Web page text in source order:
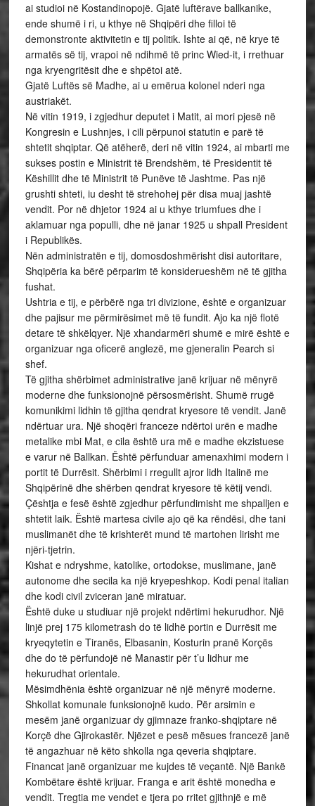
ai studioi në Kostandinopojë. Gjatë luftërave ballkanike,
ende shumë i ri, u kthye në Shqipëri dhe filloi të
demonstronte aktivitetin e tij politik. Ishte ai që, në krye të
armatës së tij, vrapoi në ndihmë të princ Wied-it, i rrethuar
nga kryengritësit dhe e shpëtoi atë.
Gjatë Luftës së Madhe, ai u emërua kolonel nderi nga
austriakët.
Në vitin 1919, i zgjedhur deputet i Matit, ai mori pjesë në
Kongresin e Lushnjes, i cili përpunoi statutin e parë të
shtetit shqiptar. Që atëherë, deri në vitin 1924, ai mbarti me
sukses postin e Ministrit të Brendshëm, të Presidentit të
Këshillit dhe të Ministrit të Punëve të Jashtme. Pas një
grushti shteti, iu desht të strehohej për disa muaj jashtë
vendit. Por në dhjetor 1924 ai u kthye triumfues dhe i
aklamuar nga populli, dhe në janar 1925 u shpall President
i Republikës.
Nën administratën e tij, domosdoshmërisht disi autoritare,
Shqipëria ka bërë përparim të konsiderueshëm në të gjitha
fushat.
Ushtria e tij, e përbërë nga tri divizione, është e organizuar
dhe pajisur me përmirësimet më të fundit. Ajo ka një flotë
detare të shkëlqyer. Një xhandarmëri shumë e mirë është e
organizuar nga oficerë anglezë, me gjeneralin Pearch si
shef.
Të gjitha shërbimet administrative janë krijuar në mënyrë
moderne dhe funksionojnë përsosmërisht. Shumë rrugë
komunikimi lidhin të gjitha qendrat kryesore të vendit. Janë
ndërtuar ura. Një shoqëri franceze ndërtoi urën e madhe
metalike mbi Mat, e cila është ura më e madhe ekzistuese
e varur në Ballkan. Është përfunduar amenaxhimi modern i
portit të Durrësit. Shërbimi i rregullt ajror lidh Italinë me
Shqipërinë dhe shërben qendrat kryesore të këtij vendi.
Çështja e fesë është zgjedhur përfundimisht me shpalljen e
shtetit laik. Është martesa civile ajo që ka rëndësi, dhe tani
muslimanët dhe të krishterët mund të martohen lirisht me
njëri-tjetrin.
Kishat e ndryshme, katolike, ortodokse, muslimane, janë
autonome dhe secila ka një kryepeshkop. Kodi penal italian
dhe kodi civil zviceran janë miratuar.
Është duke u studiuar një projekt ndërtimi hekurudhor. Një
linjë prej 175 kilometrash do të lidhë portin e Durrësit me
kryeqytetin e Tiranës, Elbasanin, Kosturin pranë Korçës
dhe do të përfundojë në Manastir për t’u lidhur me
hekurudhat orientale.
Mësimdhënia është organizuar në një mënyrë moderne.
Shkollat komunale funksionojnë kudo. Për arsimin e
mesëm janë organizuar dy gjimnaze franko-shqiptare në
Korçë dhe Gjirokastër. Njëzet e pesë mësues francezë janë
të angazhuar në këto shkolla nga qeveria shqiptare.
Financat janë organizuar me kujdes të veçantë. Një Bankë
Kombëtare është krijuar. Franga e arit është monedha e
vendit. Tregtia me vendet e tjera po rritet gjithnjë e më